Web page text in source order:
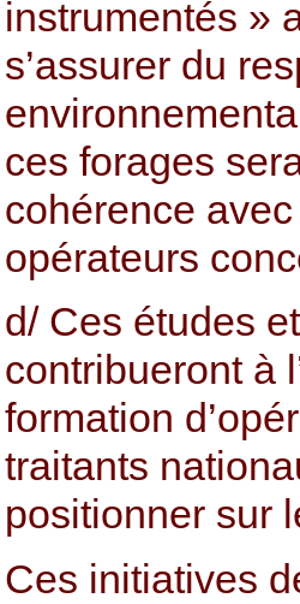
instrumentés »
s’assurer du
ces forages
cohérence
opérateurs
d/ Ces études
contribueront à
formation
traitants
positionner sur
Ces initiatives